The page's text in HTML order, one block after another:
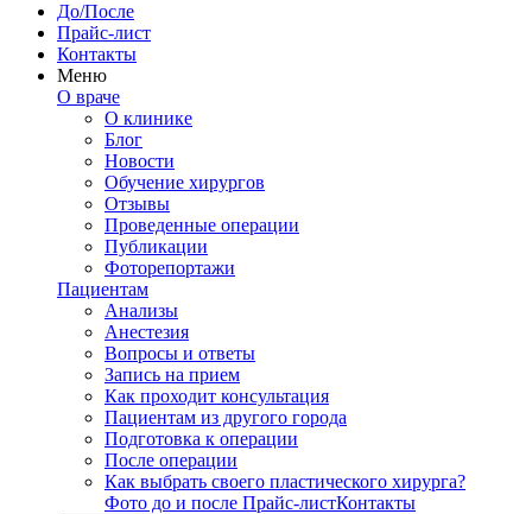
До/После
Прайс-лист
Контакты
Меню
О враче
О клинике
Блог
Новости
Обучение хирургов
Отзывы
Проведенные операции
Публикации
Фоторепортажи
Пациентам
Анализы
Анестезия
Вопросы и ответы
Запись на прием
Как проходит консультация
Пациентам из другого города
Подготовка к операции
После операции
Как выбрать своего пластического хирурга?
Фото до и после Прайс-листКонтакты